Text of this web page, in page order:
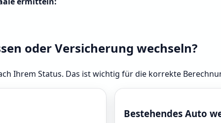
oder Versicherung wechseln?
Ihrem Status. Das ist wichtig für die korrekte
Bestehendes Auto